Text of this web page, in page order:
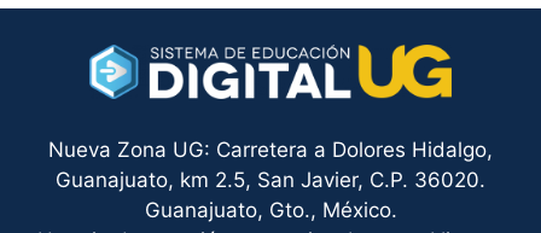
Nueva Zona UG: Carretera a Dolores Hidalgo,
Guanajuato, km 2.5, San Javier, C.P. 36020.
Guanajuato, Gto., México.